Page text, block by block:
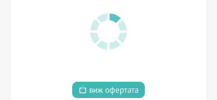
виж офертата